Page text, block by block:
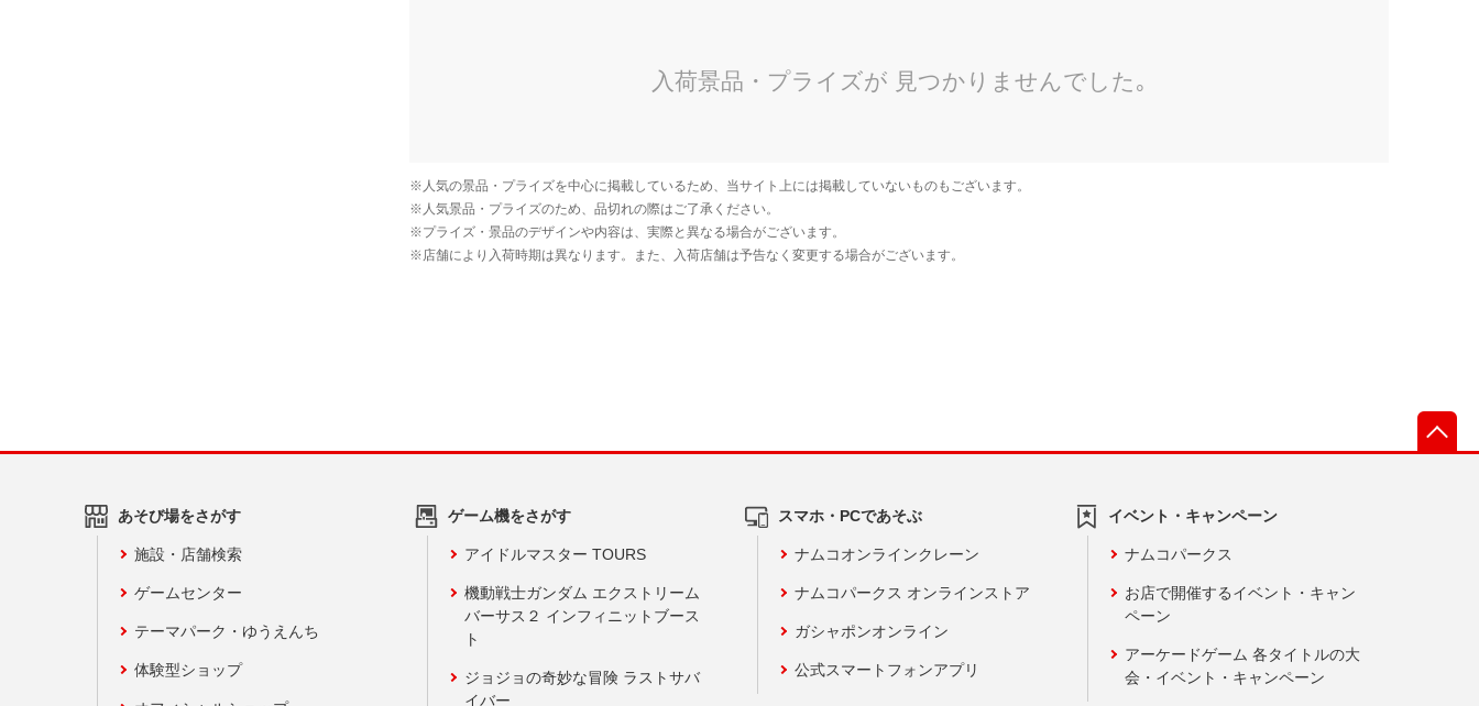
あそび場をさがす
施設・店舗検索
ゲームセンター
テーマパーク・ゆうえんち
体験型ショップ
ゲーム機をさがす
アイドルマスター TOURS
機動戦士ガンダム エクストリーム
バーサス２ インフィニットブース
ト
ジョジョの奇妙な冒険 ラストサバ
イバー
スマホ・PCであそぶ
ナムコオンラインクレーン
ナムコパークス オンラインストア
ガシャポンオンライン
公式スマートフォンアプリ
イベント・キャンペーン
ナムコパークス
お店で開催するイベント・キャン
ペーン
アーケードゲーム 各タイトルの大
会・イベント・キャンペーン